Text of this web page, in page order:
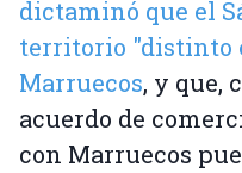
dictaminó que el
territorio "distinto
Marruecos, y que,
acuerdo de
con Marruecos